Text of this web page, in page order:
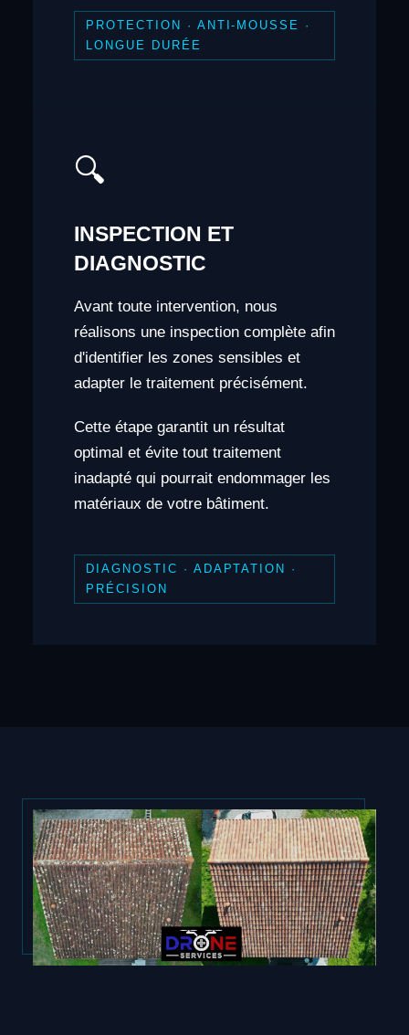
PROTECTION · ANTI-MOUSSE ·
LONGUE DURÉE
🔍
INSPECTION ET
DIAGNOSTIC
Avant toute intervention, nous
réalisons une inspection complète afin
d'identifier les zones sensibles et
adapter le traitement précisément.
Cette étape garantit un résultat
optimal et évite tout traitement
inadapté qui pourrait endommager les
matériaux de votre bâtiment.
DIAGNOSTIC · ADAPTATION ·
PRÉCISION